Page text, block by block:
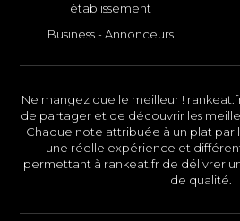
établissement
Business - Annonceurs
Ne mangez que le meilleur !
de partager et de découvrir les
Chaque note attribuée à un plat par
une réelle expérience et
permettant à rankeat.fr de délivrer
de qualité.